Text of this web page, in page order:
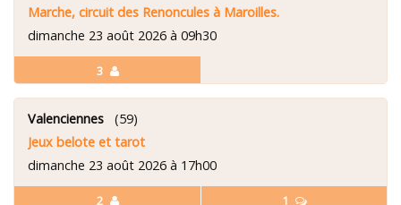
3
Marche, circuit des Renoncules à Maroilles.
dimanche 23 août 2026 à 09h30
2 1
Valenciennes (59)
Jeux belote et tarot
dimanche 23 août 2026 à 17h00